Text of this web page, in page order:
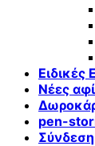
Ειδικές
Νέες
pen-